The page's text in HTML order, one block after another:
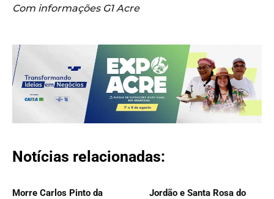
Com informações G1 Acre
Notícias relacionadas:
Morre Carlos Pinto da Jordão e Santa Rosa do